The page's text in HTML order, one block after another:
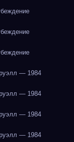
— 1984
— 1984
— 1984
— 1984